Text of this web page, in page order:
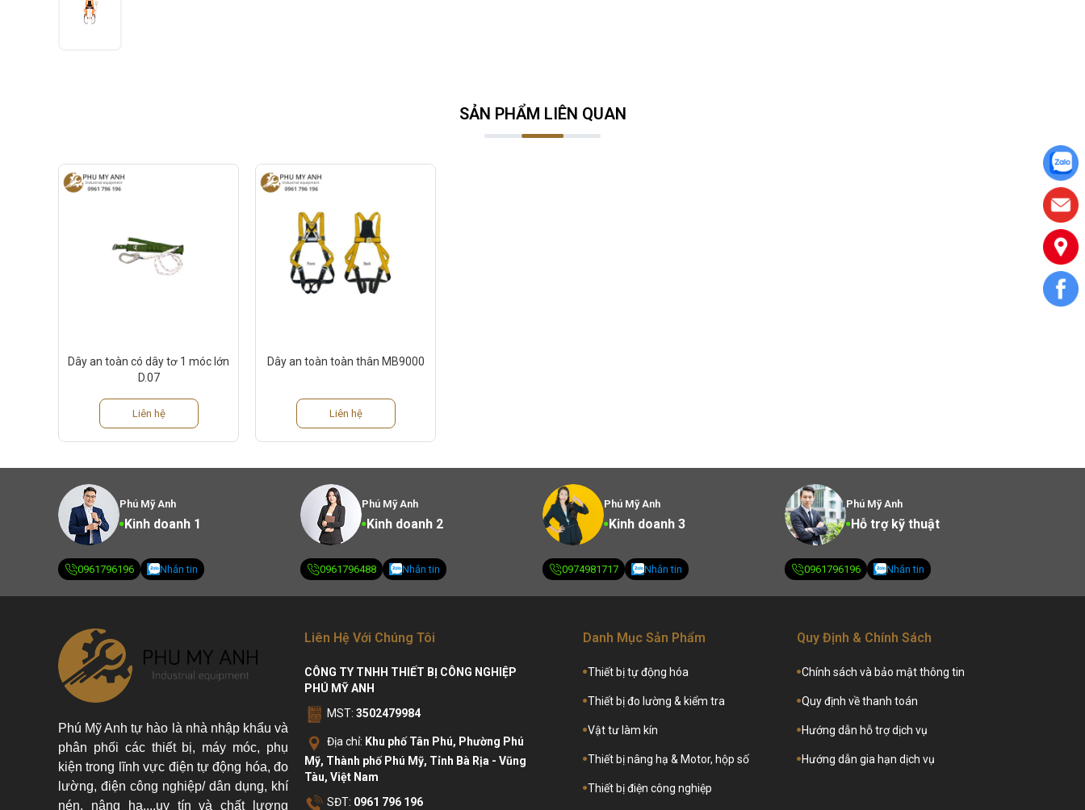
SẢN PHẨM LIÊN QUAN
Dây an toàn có dây tơ 1 móc lớn
D.07
Liên hệ
Dây an toàn toàn thân MB9000
Liên hệ
Phú Mỹ Anh
Kinh doanh 1
0961796196 Nhắn tin
Phú Mỹ Anh
Kinh doanh 2
0961796488 Nhắn tin
Phú Mỹ Anh
Kinh doanh 3
0974981717 Nhắn tin
Phú Mỹ Anh
Hỗ trợ kỹ thuật
0961796196 Nhắn tin
Phú Mỹ Anh tự hào là nhà nhập khẩu và
phân phối các thiết bị, máy móc, phụ
kiện trong lĩnh vực điện tự động hóa, đo
lường, điện công nghiệp/ dân dụng, khí
nén, nâng hạ....uy tín và chất lượng
Liên Hệ Với Chúng Tôi
CÔNG TY TNHH THIẾT BỊ CÔNG NGHIỆP
PHÚ MỸ ANH
MST: 3502479984
Địa chỉ: Khu phố Tân Phú, Phường Phú
Mỹ, Thành phố Phú Mỹ, Tỉnh Bà Rịa - Vũng
Tàu, Việt Nam
SĐT: 0961 796 196
Danh Mục Sản Phẩm
Thiết bị tự động hóa
Thiết bị đo lường & kiểm tra
Vật tư làm kín
Thiết bị nâng hạ & Motor, hộp số
Thiết bị điện công nghiệp
Quy Định & Chính Sách
Chính sách và bảo mật thông tin
Quy định về thanh toán
Hướng dẫn hỗ trợ dịch vụ
Hướng dẫn gia hạn dịch vụ